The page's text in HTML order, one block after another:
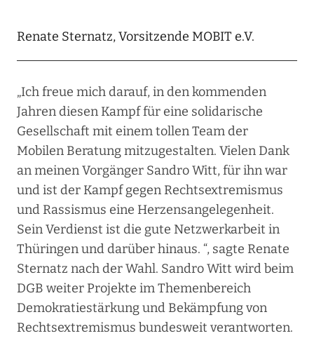
Renate Sternatz, Vorsitzende MOBIT e.V.
„Ich freue mich darauf, in den kommenden
Jahren diesen Kampf für eine solidarische
Gesellschaft mit einem tollen Team der
Mobilen Beratung mitzugestalten. Vielen Dank
an meinen Vorgänger Sandro Witt, für ihn war
und ist der Kampf gegen Rechtsextremismus
und Rassismus eine Herzensangelegenheit.
Sein Verdienst ist die gute Netzwerkarbeit in
Thüringen und darüber hinaus. “, sagte Renate
Sternatz nach der Wahl. Sandro Witt wird beim
DGB weiter Projekte im Themenbereich
Demokratiestärkung und Bekämpfung von
Rechtsextremismus bundesweit verantworten.